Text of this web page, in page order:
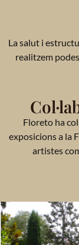
La salut i
realitzem
Floreto ha
exposicions a la
artistes